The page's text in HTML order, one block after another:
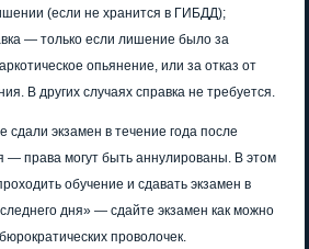
(если не хранится в ГИБДД);
— только если лишение было за
опьянение, или за отказ от
В других случаях справка не требуется.
экзамен в течение года после
— права могут быть аннулированы. В этом
обучение и сдавать экзамен в
дня» — сдайте экзамен как можно
проволочек.